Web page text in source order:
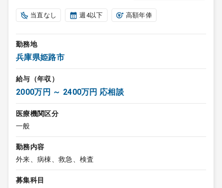
当直なし 週4以下 高額年俸
勤務地
兵庫県姫路市
給与（年収）
2000万円 ～ 2400万円 応相談
医療機関区分
一般
勤務内容
外来、病棟、救急、検査
募集科目